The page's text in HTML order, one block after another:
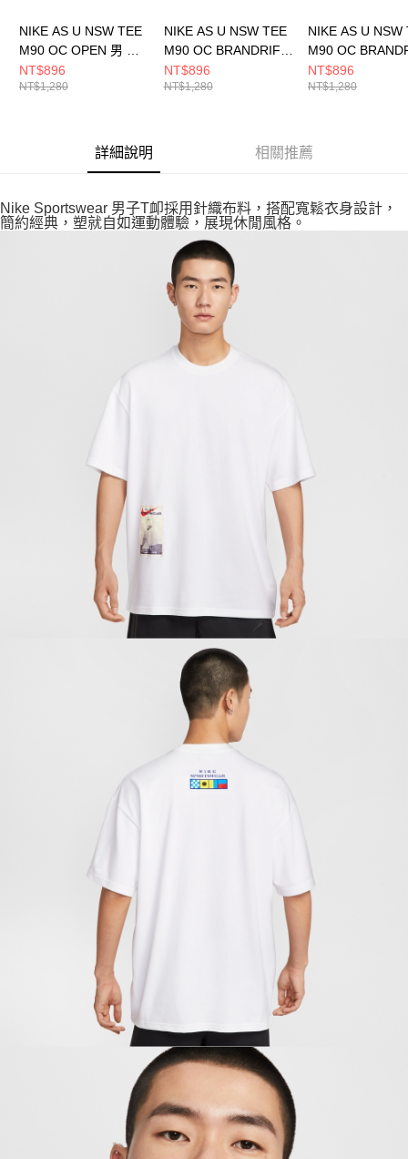
NIKE AS U NSW TEE
M90 OC OPEN 男 短
袖上衣 HQ9269010
NT$896
NT$1,280
NIKE AS U NSW TEE
M90 OC BRANDRIF L
男 短袖上衣
HJ0763814
NT$896
NT$1,280
NIKE AS U NSW
M90 OC
男 短袖上衣
HJ0763010
NT$896
NT$1,280
詳細說明 相關推薦
Nike Sportswear 男子T卹採用針織布料，搭配寬鬆衣身設計，
簡約經典，塑就自如運動體驗，展現休閒風格。